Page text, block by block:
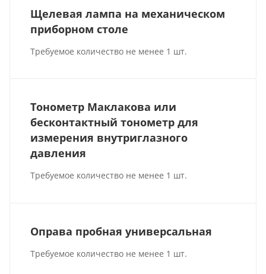
Щелевая лампа на механическом
приборном столе
Требуемое количество не менее 1 шт.
Тонометр Маклакова или
бесконтактный тонометр для
измерения внутриглазного
давления
Требуемое количество не менее 1 шт.
Оправа пробная универсальная
Требуемое количество не менее 1 шт.